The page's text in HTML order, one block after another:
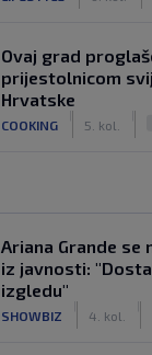
Ovaj grad
prijestolnicom
Hrvatske
COOKING 5. kol.
Ariana Grande se
iz javnosti:
izgledu"
SHOWBIZ 4. kol.